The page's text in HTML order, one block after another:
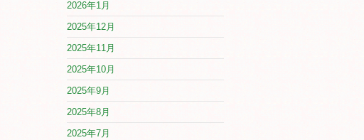
2026年1月
2025年12月
2025年11月
2025年10月
2025年9月
2025年8月
2025年7月